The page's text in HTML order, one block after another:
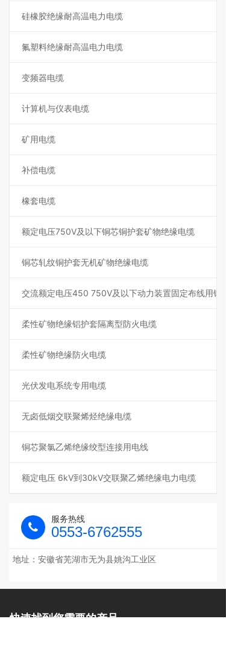
硅橡胶绝缘耐高温电力电缆
氟塑料绝缘耐高温电力电缆
变频器电缆
计算机与仪表电缆
矿用电缆
补偿电缆
橡套电缆
额定电压750V及以下铜芯铜护套矿物绝缘电缆
铜芯轧纹铜护套无机矿物绝缘电缆
交流额定电压450 750V及以下动力装置固定布线用铜
柔性矿物绝缘铝护套隔离型防火电缆
柔性矿物绝缘防火电缆
光伏发电系统专用电缆
无卤低烟交联聚烯烃绝缘电缆
铜芯聚氯乙烯绝缘绞型连接用电线
额定电压 6kV到30kV交联聚乙烯绝缘电力电缆
服务热线
0553-6762555
地址：安徽省芜湖市无为县姚沟工业区
快速找到您需要的产品